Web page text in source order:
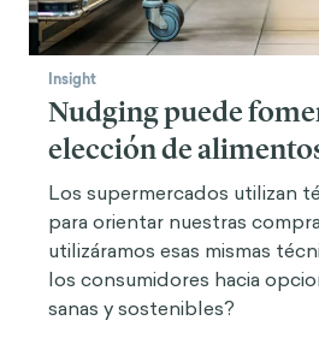
Insight
Nudging puede
elección de
Los supermercados utilizan
para orientar nuestras
utilizáramos esas mismas
los consumidores hacia
sanas y sostenibles?